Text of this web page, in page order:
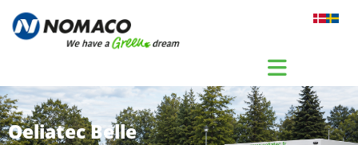
Gå til indhold
Oeliatec Belle